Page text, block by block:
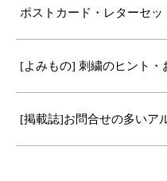
ポストカード・レターセッ
[よみもの] 刺繍のヒント・
[掲載誌]お問合せの多いア